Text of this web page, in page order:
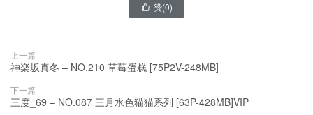
 赞(0)
上一篇
神楽坂真冬 – NO.210 草莓蛋糕 [75P2V-248MB]
下一篇
三度_69 – NO.087 三月水色猫猫系列 [63P-428MB]VIP